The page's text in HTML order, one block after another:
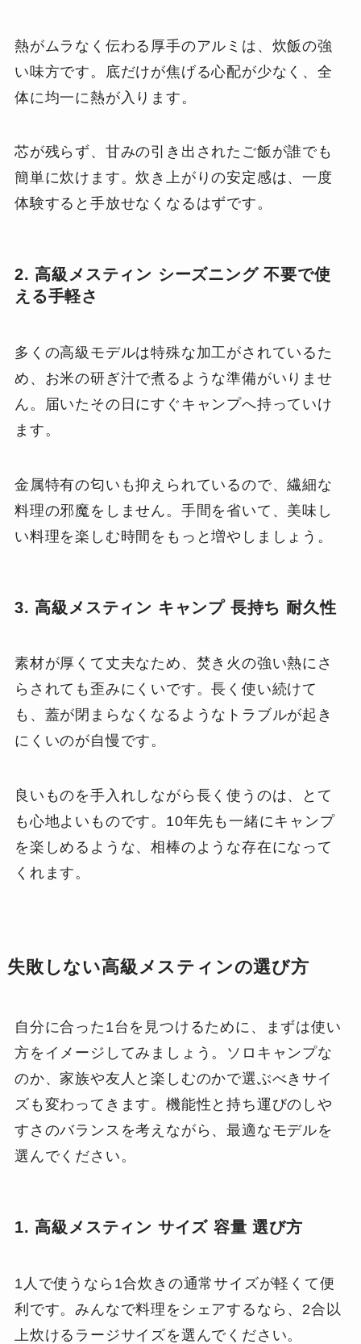
熱がムラなく伝わる厚手のアルミは、炊飯の強
い味方です。底だけが焦げる心配が少なく、全
体に均一に熱が入ります。
芯が残らず、甘みの引き出されたご飯が誰でも
簡単に炊けます。炊き上がりの安定感は、一度
体験すると手放せなくなるはずです。
2. 高級メスティン シーズニング 不要で使
える手軽さ
多くの高級モデルは特殊な加工がされているた
め、お米の研ぎ汁で煮るような準備がいりませ
ん。届いたその日にすぐキャンプへ持っていけ
ます。
金属特有の匂いも抑えられているので、繊細な
料理の邪魔をしません。手間を省いて、美味し
い料理を楽しむ時間をもっと増やしましょう。
3. 高級メスティン キャンプ 長持ち 耐久性
素材が厚くて丈夫なため、焚き火の強い熱にさ
らされても歪みにくいです。長く使い続けて
も、蓋が閉まらなくなるようなトラブルが起き
にくいのが自慢です。
良いものを手入れしながら長く使うのは、とて
も心地よいものです。10年先も一緒にキャンプ
を楽しめるような、相棒のような存在になって
くれます。
失敗しない高級メスティンの選び方
自分に合った1台を見つけるために、まずは使い
方をイメージしてみましょう。ソロキャンプな
のか、家族や友人と楽しむのかで選ぶべきサイ
ズも変わってきます。機能性と持ち運びのしや
すさのバランスを考えながら、最適なモデルを
選んでください。
1. 高級メスティン サイズ 容量 選び方
1人で使うなら1合炊きの通常サイズが軽くて便
利です。みんなで料理をシェアするなら、2合以
上炊けるラージサイズを選んでください。